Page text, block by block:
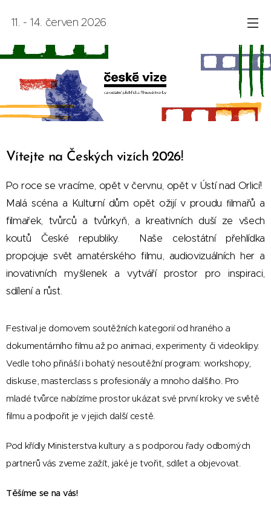
11. - 14. červen 2026
Vítejte na Českých vizích 2026!
Po roce se vracíme, opět v červnu, opět v Ústí nad Orlicí!
Malá scéna a Kulturní dům opět ožijí v proudufilmařů a
filmařek, tvůrců a tvůrkyň, a kreativních duší ze všech
koutů České republiky. Naše celostátní přehlídka
propojuje svět amatérského filmu, audiovizuálních her a
inovativních myšlenek a vytváří prostor pro inspiraci,
sdílení a růst.
Festival je domovem soutěžních kategorií od hraného a
dokumentárního filmu až po animaci, experimenty či videoklipy.
Vedle toho přináší i bohatý nesoutěžní program: workshopy,
diskuse, masterclass s profesionály a mnoho dalšího. Pro
mladé tvůrce nabízíme prostor ukázat své první kroky ve světě
filmu a podpořit je v jejich další cestě.
Pod křídly Ministerstva kultury a s podporou řady odborných
partnerů vás zveme zažít, jaké je tvořit, sdílet a objevovat.
Těšíme se na vás!